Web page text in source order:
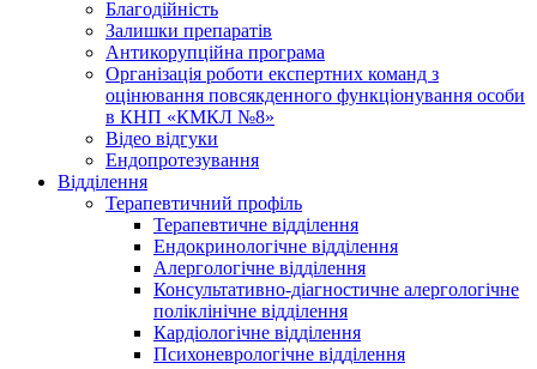
Благодійність
Залишки препаратів
Антикорупційна програма
Організація роботи експертних команд з
оцінювання повсякденного функціонування особи
в КНП «КМКЛ №8»
Відео відгуки
Ендопротезування
Відділення
Терапевтичний профіль
Терапевтичне відділення
Ендокринологічне відділення
Алергологічне відділення
Консультативно-діагностичне алергологічне
поліклінічне відділення
Кардіологічне відділення
Психоневрологічне відділення